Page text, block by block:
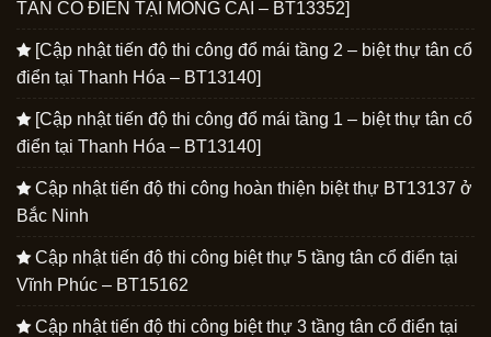
TÂN CỔ ĐIỂN TẠI MÓNG CÁI – BT13352]
[Cập nhật tiến độ thi công đổ mái tầng 2 – biệt thự tân cổ
điển tại Thanh Hóa – BT13140]
[Cập nhật tiến độ thi công đổ mái tầng 1 – biệt thự tân cổ
điển tại Thanh Hóa – BT13140]
Cập nhật tiến độ thi công hoàn thiện biệt thự BT13137 ở
Bắc Ninh
Cập nhật tiến độ thi công biệt thự 5 tầng tân cổ điển tại
Vĩnh Phúc – BT15162
Cập nhật tiến độ thi công biệt thự 3 tầng tân cổ điển tại